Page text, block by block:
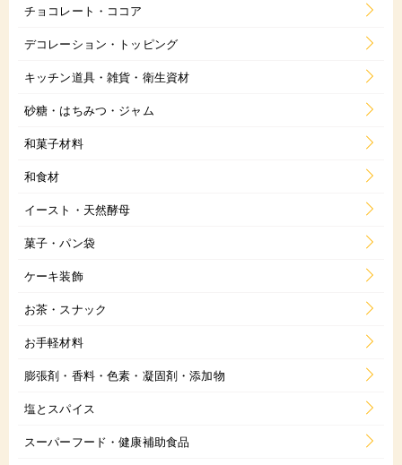
チョコレート・ココア
デコレーション・トッピング
キッチン道具・雑貨・衛生資材
砂糖・はちみつ・ジャム
和菓子材料
和食材
イースト・天然酵母
菓子・パン袋
ケーキ装飾
お茶・スナック
お手軽材料
膨張剤・香料・色素・凝固剤・添加物
塩とスパイス
スーパーフード・健康補助食品